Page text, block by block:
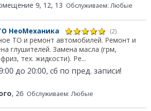
9, 12, 13 Обслуживаем: Любые
НеоМеханика (2)
ТО и ремонт автомобилей. Ремонт и
глушителей. Замена масла (грм,
тех. жидкости). Ре...
до 20:00, сб по пред. записи!
, 26 Обслуживаем: Любые